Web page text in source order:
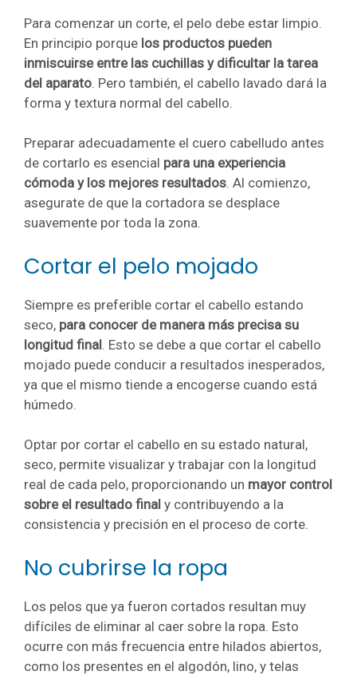
Para comenzar un corte, el pelo debe estar limpio.
En principio porque los productos pueden
inmiscuirse entre las cuchillas y dificultar la tarea
del aparato. Pero también, el cabello lavado dará la
forma y textura normal del cabello.
Preparar adecuadamente el cuero cabelludo antes
de cortarlo es esencial para una experiencia
cómoda y los mejores resultados. Al comienzo,
asegurate de que la cortadora se desplace
suavemente por toda la zona.
Cortar el pelo mojado
Siempre es preferible cortar el cabello estando
seco, para conocer de manera más precisa su
longitud final. Esto se debe a que cortar el cabello
mojado puede conducir a resultados inesperados,
ya que el mismo tiende a encogerse cuando está
húmedo.
Optar por cortar el cabello en su estado natural,
seco, permite visualizar y trabajar con la longitud
real de cada pelo, proporcionando un mayor control
sobre el resultado final y contribuyendo a la
consistencia y precisión en el proceso de corte.
No cubrirse la ropa
Los pelos que ya fueron cortados resultan muy
difíciles de eliminar al caer sobre la ropa. Esto
ocurre con más frecuencia entre hilados abiertos,
como los presentes en el algodón, lino, y telas